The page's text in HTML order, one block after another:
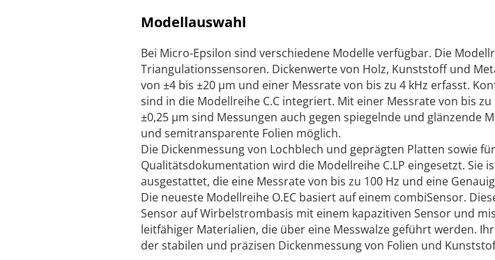
Modellauswahl
Bei Micro-Epsilon sind verschiedene Modelle verfügbar. Die
Triangulationssensoren. Dickenwerte von Holz, Kunststoff und
von ±4 bis ±20 µm und einer Messrate von bis zu 4 kHz erfasst.
sind in die Modellreihe C.C integriert. Mit einer Messrate von bis
±0,25 µm sind Messungen auch gegen spiegelnde und glänzende
und semitransparente Folien möglich.
Die Dickenmessung von Lochblech und geprägten Platten sowie
Qualitätsdokumentation wird die Modellreihe C.LP eingesetzt. Sie
ausgestattet, die eine Messrate von bis zu 100 Hz und eine
Die neueste Modellreihe O.EC basiert auf einem combiSensor.
Sensor auf Wirbelstrombasis mit einem kapazitiven Sensor und
leitfähiger Materialien, die über eine Messwalze geführt werden.
der stabilen und präzisen Dickenmessung von Folien und